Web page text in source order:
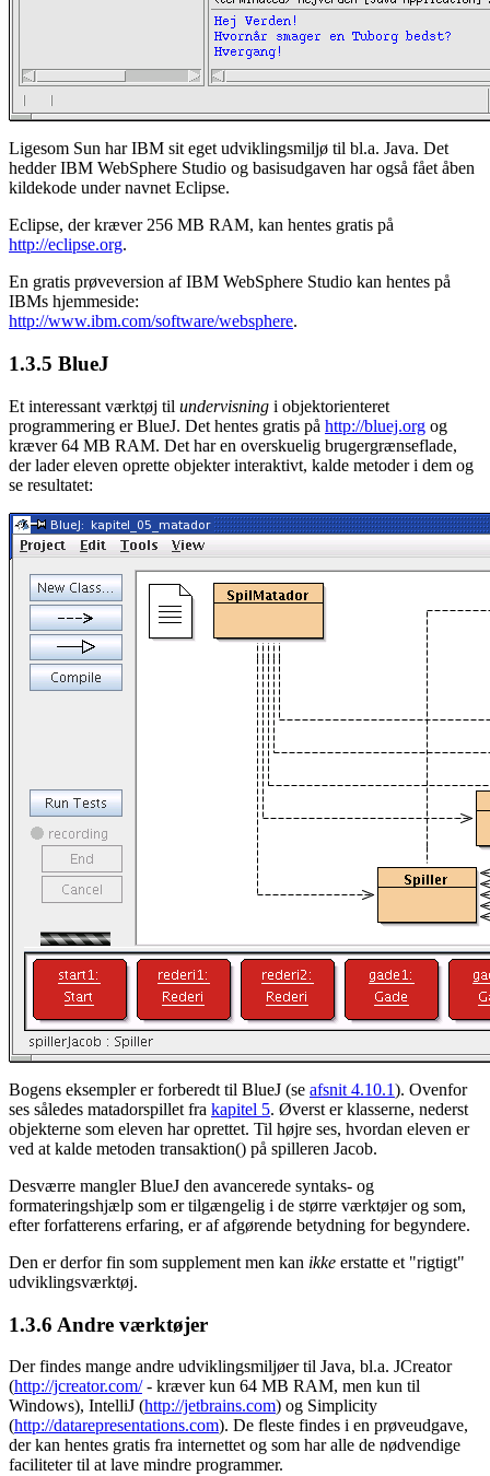
Ligesom Sun har IBM sit eget udviklingsmiljø til bl.a. Java. Det
hedder IBM WebSphere Studio og basisudgaven har også fået åben
kildekode under navnet Eclipse.
Eclipse, der kræver 256 MB RAM, kan hentes gratis på
http://eclipse.org.
En gratis prøveversion af IBM WebSphere Studio kan hentes på
IBMs hjemmeside:
http://www.ibm.com/software/websphere.
1.3.5 BlueJ
Et interessant værktøj til undervisning i objektorienteret
programmering er BlueJ. Det hentes gratis på http://bluej.org og
kræver 64 MB RAM. Det har en overskuelig brugergrænseflade,
der lader eleven oprette objekter interaktivt, kalde metoder i dem og
se resultatet:
Bogens eksempler er forberedt til BlueJ (se afsnit 4.10.1). Ovenfor
ses således matadorspillet fra kapitel 5. Øverst er klasserne, nederst
objekterne som eleven har oprettet. Til højre ses, hvordan eleven er
ved at kalde metoden transaktion() på spilleren Jacob.
Desværre mangler BlueJ den avancerede syntaks- og
formateringshjælp som er tilgængelig i de større værktøjer og som,
efter forfatterens erfaring, er af afgørende betydning for begyndere.
Den er derfor fin som supplement men kan ikke erstatte et "rigtigt"
udviklingsværktøj.
1.3.6 Andre værktøjer
Der findes mange andre udviklingsmiljøer til Java, bl.a. JCreator
(http://jcreator.com/- kræver kun 64 MB RAM, men kun til
Windows), IntelliJ (http://jetbrains.com) og Simplicity
(http://datarepresentations.com). De fleste findes i en prøveudgave,
der kan hentes gratis fra internettet og som har alle de nødvendige
faciliteter til at lave mindre programmer.